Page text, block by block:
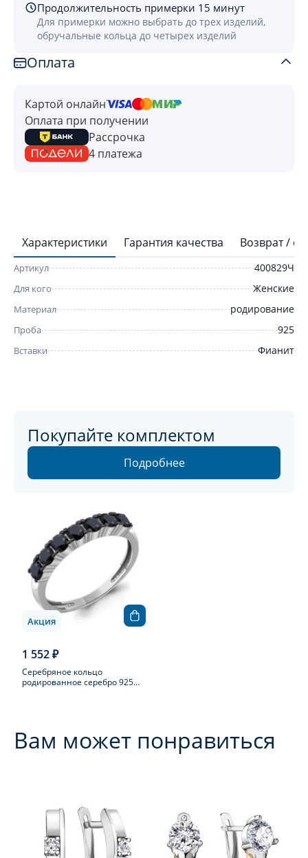
Продолжительность примерки 15 минут
Для примерки можно выбрать до трех изделий,
обручальные кольца до четырех изделий
Оплата
Картой онлайн
Оплата при получении
Рассрочка
4 платежа
Характеристики Гарантия качества Возврат /
Артикул 400829Ч
Для кого Женские
Материал родирование
Проба 925
Вставки Фианит
Покупайте комплектом
Подробнее
1 552 ₽
Серебряное кольцо
родированное серебро 925
Акция
Вам может понравиться